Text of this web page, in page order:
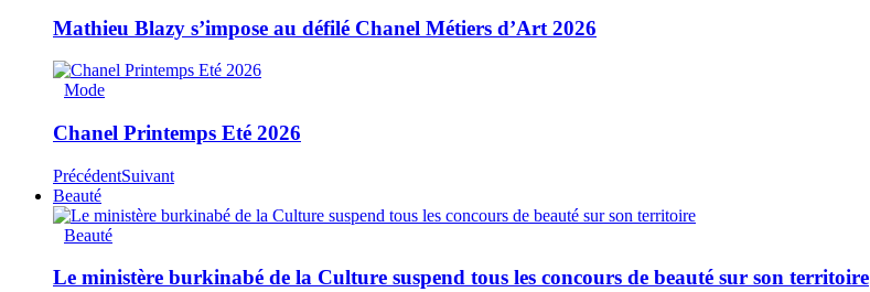
Mathieu Blazy s’impose au défilé Chanel Métiers d’Art 2026
Mode
Chanel Printemps Eté 2026
PrécédentSuivant
Beauté
Beauté
Le ministère burkinabé de la Culture suspend tous les concours de beauté sur son territoire